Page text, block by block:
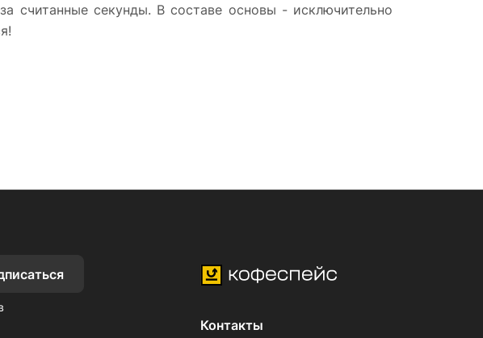
считанные секунды. В составе основы - исключительно
Контакты